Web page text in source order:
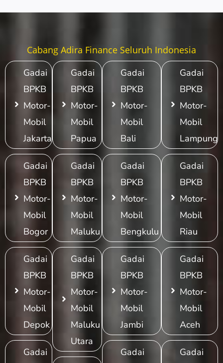
Cabang Adira Finance Seluruh Indonesia
Gadai
BPKB
Motor-
Mobil
Jakarta
Gadai
BPKB
Motor-
Mobil
Bogor
Gadai
BPKB
Motor-
Mobil
Depok
Gadai
Gadai
BPKB
Motor-
Mobil
Papua
Gadai
BPKB
Motor-
Mobil
Maluku
Gadai
BPKB
Motor-
Mobil
Maluku
Utara
Gadai
BPKB
Motor-
Mobil
Bali
Gadai
BPKB
Motor-
Mobil
Bengkulu
Gadai
BPKB
Motor-
Mobil
Jambi
Gadai
Gadai
BPKB
Motor-
Mobil
Lampung
Gadai
BPKB
Motor-
Mobil
Riau
Gadai
BPKB
Motor-
Mobil
Aceh
Gadai